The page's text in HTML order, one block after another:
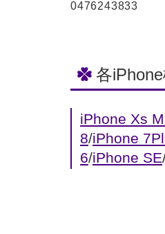
0476243833
各
iPhone Xs
8/iPhone
6/iPhone SE